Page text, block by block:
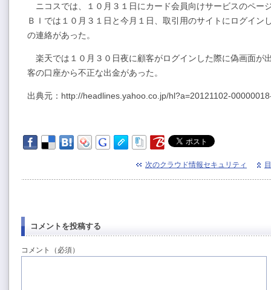
ニコスでは、１０月３１日にカード会員向けサービスのペー
ＢＩでは１０月３１日と今月１日、取引用のサイトにログイン
の連絡があった。
楽天では１０月３０日夜に顧客がログインした際に偽画面が
客の口座から不正な出金があった。
出典元：http://headlines.yahoo.co.jp/hl?a=20121102-
次のクラウド情報セキュリティ
コメントを投稿する
コメント（必須）